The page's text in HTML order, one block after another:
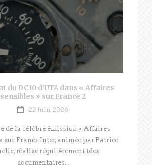
du DC10 d’UTA dans « Affaires
sensibles » sur France 2
22 Juin 2026
de la célèbre émission « Affaires
sur France Inter, animée par Patrice
réalise régulièrement tdes
documentaires...